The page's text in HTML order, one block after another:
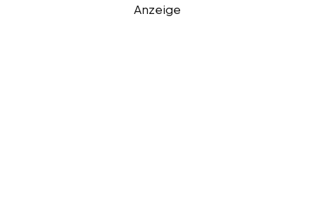
Anzeige